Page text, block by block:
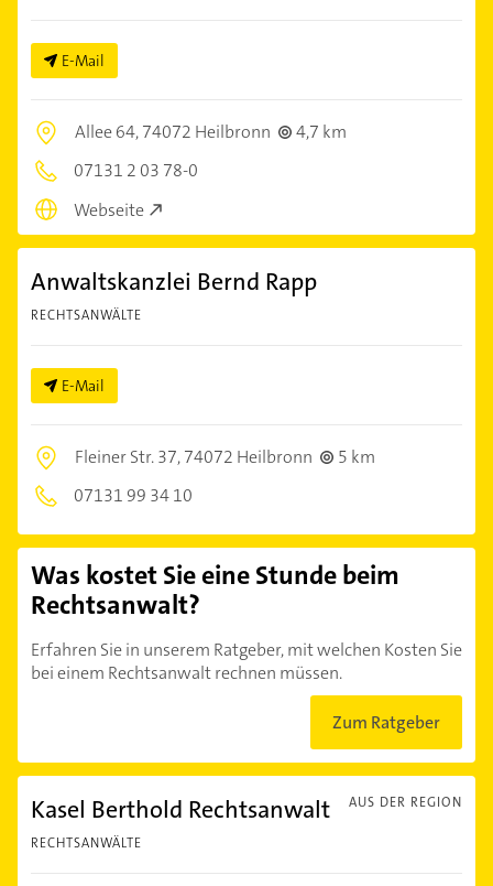
E-Mail
Allee 64,74072 Heilbronn
4,7 km
07131 2 03 78-0
Webseite
Anwaltskanzlei Bernd Rapp
RECHTSANWÄLTE
E-Mail
Fleiner Str. 37,74072 Heilbronn
5 km
07131 99 34 10
Was kostet Sie eine Stunde beim
Rechtsanwalt?
Erfahren Sie in unserem Ratgeber, mit welchen Kosten Sie
bei einem Rechtsanwalt rechnen müssen.
Zum Ratgeber
AUS DER REGION
Kasel Berthold Rechtsanwalt
RECHTSANWÄLTE